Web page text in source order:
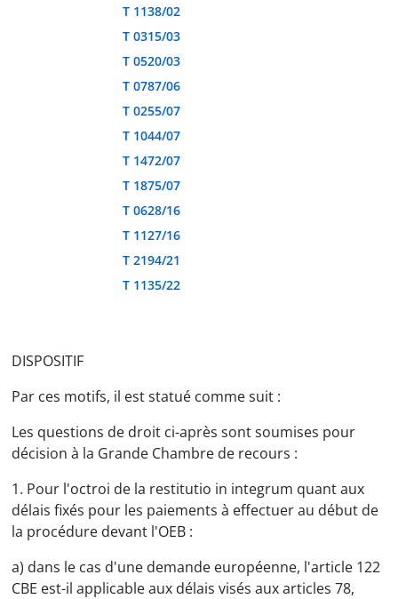
T 1138/02
T 0315/03
T 0520/03
T 0787/06
T 0255/07
T 1044/07
T 1472/07
T 1875/07
T 0628/16
T 1127/16
T 2194/21
T 1135/22
DISPOSITIF
Par ces motifs, il est statué comme suit :
Les questions de droit ci-après sont soumises pour
décision à la Grande Chambre de recours :
1. Pour l'octroi de la restitutio in integrum quant aux
délais fixés pour les paiements à effectuer au début de
la procédure devant l'OEB :
a) dans le cas d'une demande européenne, l'article 122
CBE est-il applicable aux délais visés aux articles 78,